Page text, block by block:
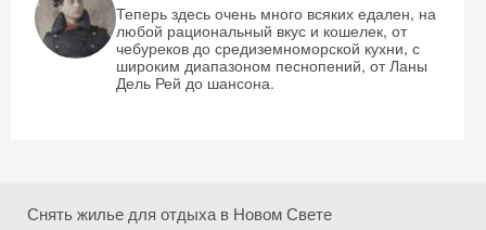
Теперь здесь очень много всяких едален, на
любой рациональный вкус и кошелек, от
чебуреков до средиземноморской кухни, с
широким диапазоном песнопений, от Ланы
Дель Рей до шансона.
Снять жилье для отдыха в Новом Свете